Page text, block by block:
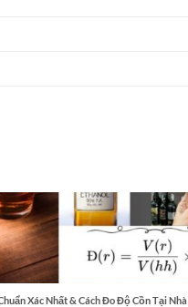
Xác Nhất & Cách Đo Độ Cồn Tại Nhà